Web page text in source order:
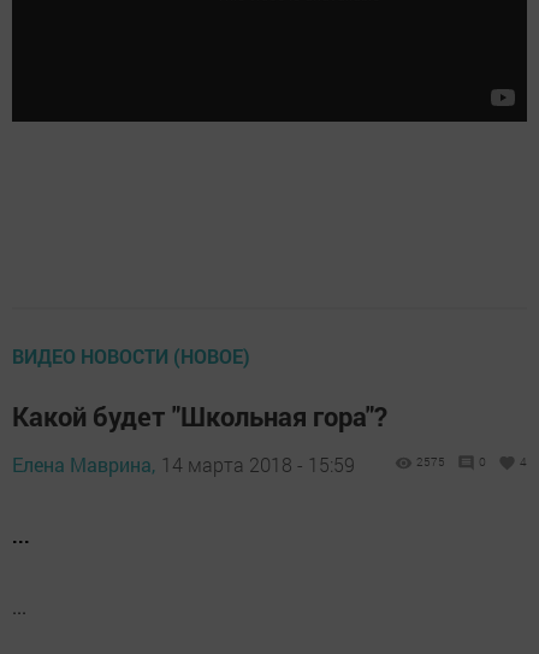
ВИДЕО НОВОСТИ (НОВОЕ)
Какой будет "Школьная гора"?
Елена Маврина, 14 марта 2018 - 15:59 2575 0 4
...
...